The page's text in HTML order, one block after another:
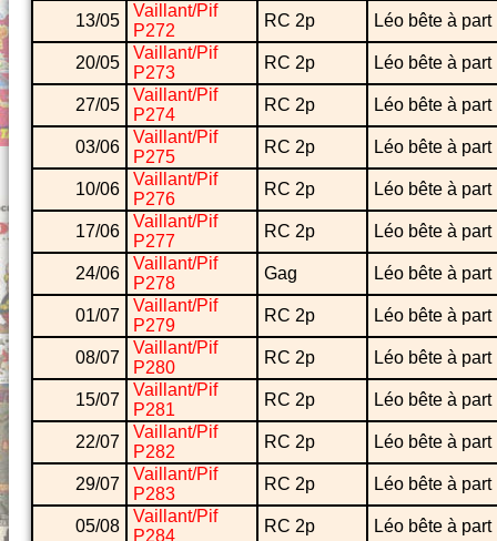
13/05
Vaillant/Pif
P272
RC 2p Léo bête à part
20/05
Vaillant/Pif
P273
RC 2p Léo bête à part
27/05
Vaillant/Pif
P274
RC 2p Léo bête à part
03/06
Vaillant/Pif
P275
RC 2p Léo bête à part
10/06
Vaillant/Pif
P276
RC 2p Léo bête à part
17/06
Vaillant/Pif
P277
RC 2p Léo bête à part
24/06
Vaillant/Pif
P278
Gag Léo bête à part
01/07
Vaillant/Pif
P279
RC 2p Léo bête à part
08/07
Vaillant/Pif
P280
RC 2p Léo bête à part
15/07
Vaillant/Pif
P281
RC 2p Léo bête à part
22/07
Vaillant/Pif
P282
RC 2p Léo bête à part
29/07
Vaillant/Pif
P283
RC 2p Léo bête à part
05/08
Vaillant/Pif
P284
RC 2p Léo bête à part